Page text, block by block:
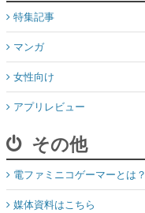
特集記事
マンガ
女性向け
アプリレビュー
その他
電ファミニコゲーマーとは？
媒体資料はこちら